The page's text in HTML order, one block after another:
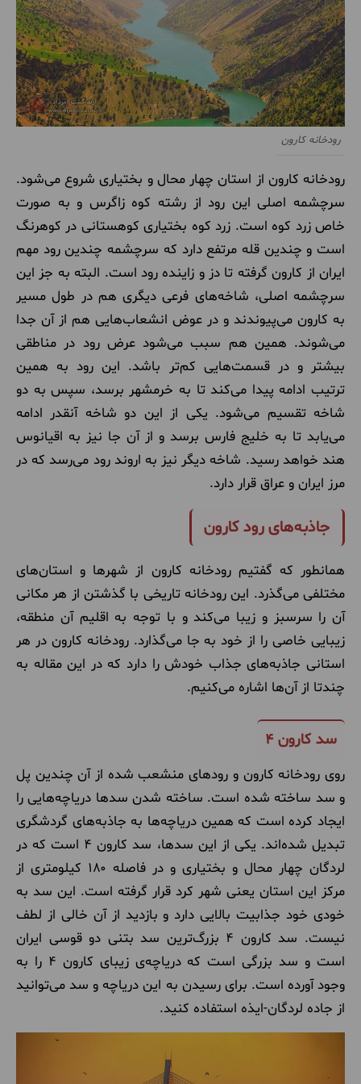
رودخانه کارون
رودخانه کارون از استان چهار محال و بختیاری شروع می‌شود.
سرچشمه اصلی این رود از رشته کوه زاگرس و به صورت
خاص زرد کوه است. زرد کوه بختیاری کوهستانی در کوهرنگ
است و چندین قله مرتفع دارد که سرچشمه چندین رود مهم
ایران از کارون گرفته تا دز و زاینده رود است. البته به جز این
سرچشمه اصلی، شاخه‌های فرعی دیگری هم در طول مسیر
به کارون می‌پیوندند و در عوض انشعاب‌هایی هم از آن جدا
می‌شوند. همین هم سبب می‌شود عرض رود در مناطقی
بیشتر و در قسمت‌هایی کم‌تر باشد. این رود به همین
ترتیب ادامه پیدا می‌کند تا به خرمشهر برسد، سپس به دو
شاخه تقسیم می‌شود. یکی از این دو شاخه آنقدر ادامه
می‌یابد تا به خلیج فارس برسد و از آن‌ جا نیز به اقیانوس
هند خواهد رسید. شاخه دیگر نیز به اروند رود می‌رسد که در
مرز ایران و عراق قرار دارد.
جاذبه‌های رود کارون
همانطور که گفتیم رودخانه کارون از شهرها و استان‌های
مختلفی می‌گذرد. این رودخانه تاریخی با گذشتن از هر مکانی
آن را سرسبز و زیبا می‌کند و با توجه به اقلیم آن منطقه،
زیبایی خاصی را از خود به جا می‌گذارد. رودخانه کارون در هر
استانی جاذبه‌های جذاب خودش را دارد که در این مقاله به
چندتا از آن‌ها اشاره می‌کنیم.
سد کارون ۴
روی رودخانه کارون و رود‌های منشعب شده از آن چندین پل
و سد ساخته شده است. ساخته شدن سد‌ها دریاچه‌هایی را
ایجاد کرده است که همین دریاچه‌ها به جاذبه‌های گردشگری
تبدیل شده‌اند. یکی از این سدها، سد کارون ۴ است که در
لردگان چهار محال و بختیاری و در فاصله ۱۸۰ کیلومتری از
مرکز این استان یعنی شهر کرد قرار گرفته است. این سد به
خودی خود جذابیت بالایی دارد و بازدید از آن خالی از لطف
نیست. سد کارون ۴ بزرگ‌ترین سد بتنی دو قوسی ایران
است و سد بزرگی است که دریاچه‌ی زیبای کارون ۴ را به
وجود آورده است. برای رسیدن به این دریاچه و سد می‌توانید
از جاده لردگان-ایذه استفاده کنید.